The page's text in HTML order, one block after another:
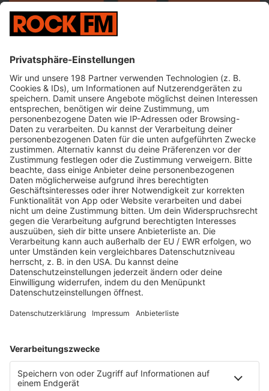
Jetzt abspielen
Es läuft:
WHITESNAKE mit IS THIS LOVE